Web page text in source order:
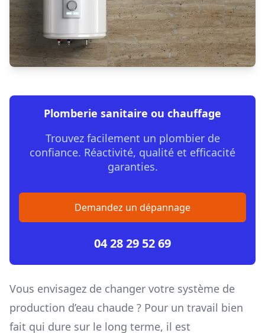
Plomberie sanitaire ou chauffage
Trouvez facilement un plombier de
confiance. Réactivité, qualité et efficacité
garanties.
Demandez un dépannage
04 28 29 52 69
Vous envisagez de changer votre système de
production d’eau chaude ? Pour un travail bien
fait qui dure sur le long terme, il est